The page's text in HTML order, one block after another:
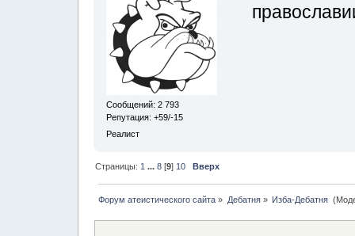
Сообщений: 2 793
Репутация: +59/-15
Реалист
Страницы: 1 ...8 [9] 10 Вверх
Форум атеистического сайта » Дебатня» Изба-Дебатня